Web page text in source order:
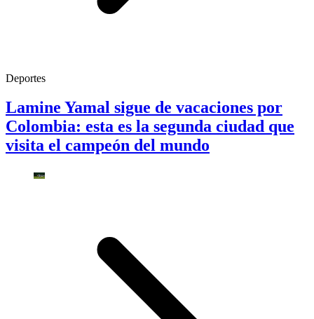
Deportes
Lamine Yamal sigue de vacaciones por
Colombia: esta es la segunda ciudad que
visita el campeón del mundo